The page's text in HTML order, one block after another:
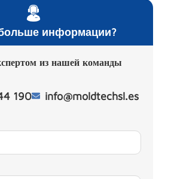
информации?
из нашей команды
190 info@moldtechsl.es